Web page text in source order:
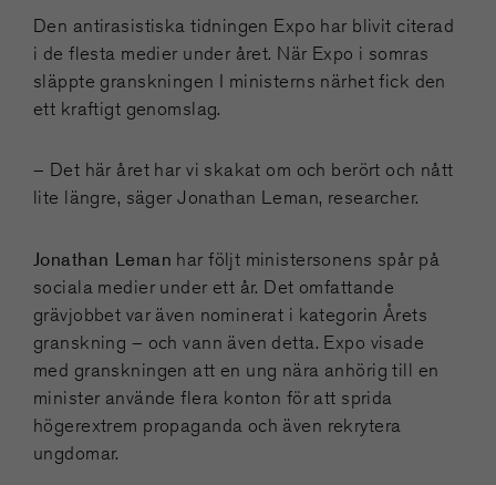
Den antirasistiska tidningen Expo har blivit citerad
i de flesta medier under året. När Expo i somras
släppte granskningen I ministerns närhet fick den
ett kraftigt genomslag.
– Det här året har vi skakat om och berört och nått
lite längre, säger Jonathan Leman, researcher.
Jonathan Leman har följt ministersonens spår på
sociala medier under ett år. Det omfattande
grävjobbet var även nominerat i kategorin Årets
granskning – och vann även detta. Expo visade
med granskningen att en ung nära anhörig till en
minister använde flera konton för att sprida
högerextrem propaganda och även rekrytera
ungdomar.